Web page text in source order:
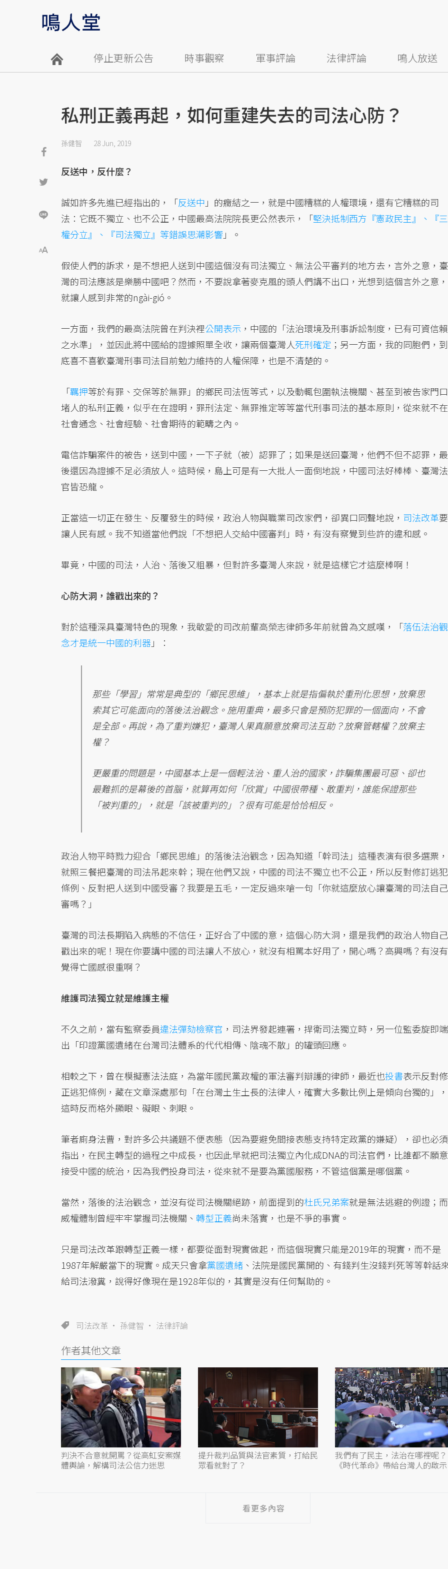
停止更新公告 時事觀察 軍事評論 法律評論 鳴人放送
私刑正義再起，如何重建失去的司法心防？
孫健智 28 Jun, 2019
反送中，反什麼？
誠如許多先進已經指出的，「反送中 」的癥結之一，就是中國糟糕的人權環境，還有它糟糕的司
法：它既不獨立、也不公正，中國最高法院院長更公然表示，「堅決抵制西方『憲政民主』、『三
權分立』、『司法獨立』等錯誤思潮影響 」。
假使人們的訴求，是不想把人送到中國這個沒有司法獨立、無法公平審判的地方去，言外之意，臺
灣的司法應該是樂勝中國吧？然而，不要說拿著麥克風的頭人們講不出口，光想到這個言外之意，
就讓人感到非常的ngài-gió。
一方面，我們的最高法院曾在判決裡公開表示 ，中國的「法治環境及刑事訴訟制度，已有可資信賴
之水準」，並因此將中國給的證據照單全收，讓兩個臺灣人死刑確定 ；另一方面，我的同胞們，到
底喜不喜歡臺灣刑事司法目前勉力維持的人權保障，也是不清楚的。
「羈押等於有罪、交保等於無罪」的鄉民司法恆等式，以及動輒包圍執法機關、甚至到被告家門口
堵人的私刑正義，似乎在在證明，罪刑法定、無罪推定等等當代刑事司法的基本原則，從來就不在
社會通念、社會經驗、社會期待的範疇之內。
電信詐騙案件的被告，送到中國，一下子就（被）認罪了；如果是送回臺灣，他們不但不認罪，最
後還因為證據不足必須放人。這時候，島上可是有一大批人一面倒地說，中國司法好棒棒、臺灣法
官皆恐龍。
正當這一切正在發生、反覆發生的時候，政治人物與職業司改家們，卻異口同聲地說， 司法改革要
讓人民有感。我不知道當他們說「不想把人交給中國審判」時，有沒有察覺到些許的違和感。
畢竟，中國的司法，人治、落後又粗暴，但對許多臺灣人來說，就是這樣它才這麼棒啊！
心防大洞，誰戳出來的？
對於這種深具臺灣特色的現象，我敬愛的司改前輩高榮志律師多年前就曾為文感嘆，「落伍法治觀
念才是統一中國的利器 」：
那些「學習」常常是典型的「鄉民思維」，基本上就是指偏執於重刑化思想，放棄思
索其它可能面向的落後法治觀念。施用重典，最多只會是預防犯罪的一個面向，不會
是全部。再說，為了重判嫌犯，臺灣人果真願意放棄司法互助？放棄管轄權？放棄主
權？
更嚴重的問題是，中國基本上是一個輕法治、重人治的國家，詐騙集團最可惡、卻也
最難抓的是幕後的首腦，就算再如何「欣賞」中國很帶種、敢重判，誰能保證那些
「被判重的」，就是「該被重判的」？很有可能是恰恰相反。
政治人物平時戮力迎合「鄉民思維」的落後法治觀念，因為知道「幹司法」這種表演有很多選票，
就照三餐把臺灣的司法吊起來幹；現在他們又說，中國的司法不獨立也不公正，所以反對修訂逃犯
條例、反對把人送到中國受審？我要是五毛，一定反過來嗆一句「你就這麼放心讓臺灣的司法自己
審嗎？」
臺灣的司法長期陷入病態的不信任，正好合了中國的意，這個心防大洞，還是我們的政治人物自己
戳出來的呢！現在你要講中國的司法讓人不放心，就沒有相罵本好用了，開心嗎？高興嗎？有沒有
覺得亡國感很重啊？
維護司法獨立就是維護主權
不久之前，當有監察委員違法彈劾檢察官 ，司法界發起連署，捍衛司法獨立時，另一位監委旋即端
出「印證黨國遺緒在台灣司法體系的代代相傳、陰魂不散」的罐頭回應。
相較之下，曾在模擬憲法法庭，為當年國民黨政權的軍法審判辯護的律師，最近也投書表示反對修
正逃犯條例，藏在文章深處那句「在台灣土生土長的法律人，確實大多數比例上是傾向台獨的」，
這時反而格外顯眼、礙眼、刺眼。
筆者廁身法曹，對許多公共議題不便表態（因為要避免間接表態支持特定政黨的嫌疑），卻也必須
指出，在民主轉型的過程之中成長，也因此早就把司法獨立內化成DNA的司法官們，比誰都不願意
接受中國的統治，因為我們投身司法，從來就不是要為黨國服務，不管這個黨是哪個黨。
當然，落後的法治觀念，並沒有從司法機關絕跡，前面提到的杜氏兄弟案就是無法逃避的例證；而
威權體制曾經牢牢掌握司法機關、 轉型正義尚未落實，也是不爭的事實。
只是司法改革跟轉型正義一樣，都要從面對現實做起，而這個現實只能是2019年的現實，而不是
1987年解嚴當下的現實。成天只會拿黨國遺緒 、法院是國民黨開的、有錢判生沒錢判死等等幹話
給司法潑糞，說得好像現在是1928年似的，其實是沒有任何幫助的。
司法改革 孫健智 法律評論
作者其他文章
判決不合意就開罵？從高虹安案媒
體輿論，解構司法公信力迷思
提升裁判品質與法官素質，打給民
眾看就對了？
我們有了民主，法治在哪裡呢？
《時代革命》帶給台灣人的啟示
看更多內容